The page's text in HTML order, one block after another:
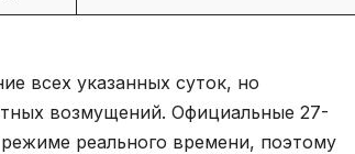
всех указанных суток, но
возмущений. Официальные 27-
реального времени, поэтому